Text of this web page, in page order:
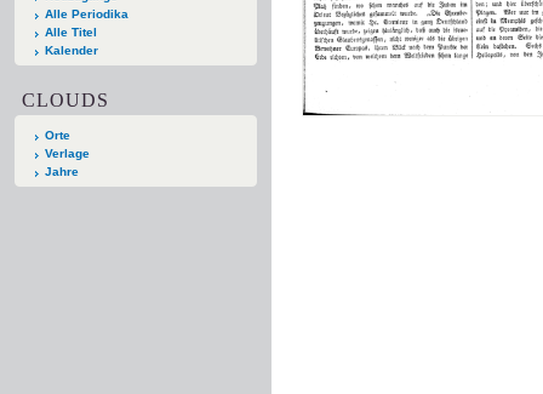
Alle Periodika
Alle Titel
Kalender
CLOUDS
Orte
Verlage
Jahre